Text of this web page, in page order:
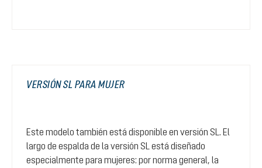
VERSIÓN SL PARA MUJER
Este modelo también está disponible en versión SL. El
largo de espalda de la versión SL está diseñado
especialmente para mujeres: por norma general, la